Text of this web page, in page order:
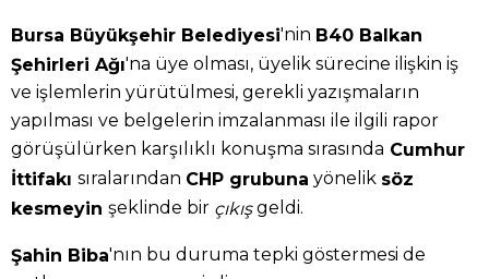
Bursa Büyükşehir Belediyesi'nin B40 Balkan
Şehirleri Ağı'na üye olması, üyelik sürecine ilişkin iş
ve işlemlerin yürütülmesi, gerekli yazışmaların
yapılması ve belgelerin imzalanması ile ilgili rapor
görüşülürken karşılıklı konuşma sırasında Cumhur
İttifakı sıralarından CHP grubuna yönelik söz
kesmeyin şeklinde bir çıkışgeldi.
Şahin Biba'nın bu duruma tepki göstermesi de